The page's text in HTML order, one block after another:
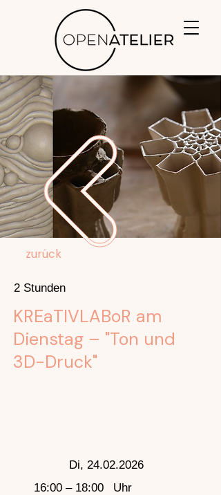
2 Stunden
zurück
KREaTIVLABoR am
Dienstag – "Ton und
3D-Druck"
Di, 24.02.2026
16:00 – 18:00
Uhr